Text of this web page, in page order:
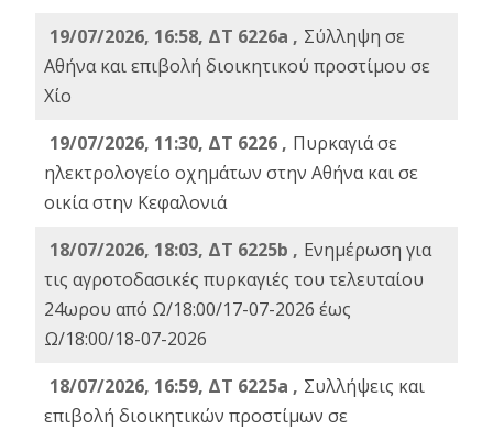
19/07/2026, 16:58, ΔΤ 6226a , Σύλληψη σε
Αθήνα και επιβολή διοικητικού προστίμου σε
Χίο
19/07/2026, 11:30, ΔΤ 6226 , Πυρκαγιά σε
ηλεκτρολογείο οχημάτων στην Αθήνα και σε
οικία στην Κεφαλονιά
18/07/2026, 18:03, ΔΤ 6225b , Ενημέρωση για
τις αγροτοδασικές πυρκαγιές του τελευταίου
24ωρου από Ω/18:00/17-07-2026 έως
Ω/18:00/18-07-2026
18/07/2026, 16:59, ΔT 6225a , Συλλήψεις και
επιβολή διοικητικών προστίμων σε